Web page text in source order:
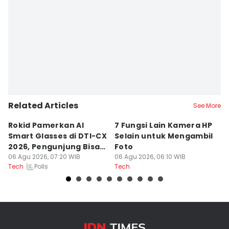
Related Articles See More
Rokid Pamerkan AI
Smart Glasses di DTI-CX
2026, Pengunjung Bisa
Coba
06 Agu 2026, 07:20 WIB
Tech
Polls
7 Fungsi Lain Kamera HP
Selain untuk Mengambil
Foto
06 Agu 2026, 06:10 WIB
Tech